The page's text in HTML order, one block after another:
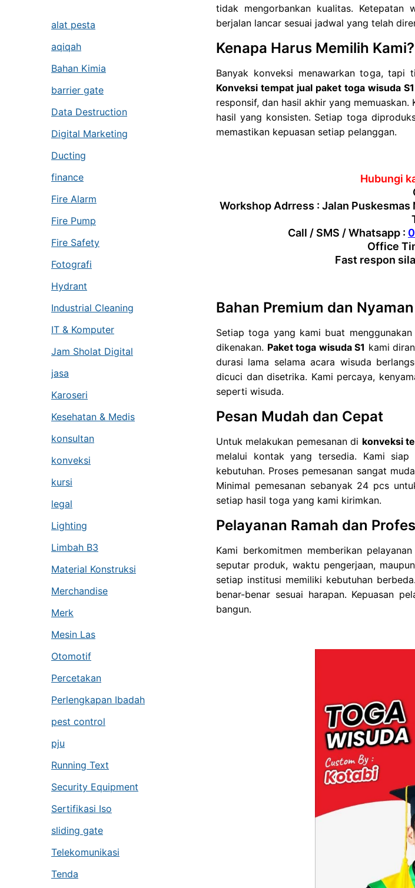
alat pesta
aqiqah
Bahan Kimia
barrier gate
Data Destruction
Digital Marketing
Ducting
finance
Fire Alarm
Fire Pump
Fire Safety
Fotografi
Hydrant
Industrial Cleaning
IT & Komputer
Jam Sholat Digital
jasa
Karoseri
Kesehatan & Medis
konsultan
konveksi
kursi
legal
Lighting
Limbah B3
Material Konstruksi
Merchandise
Merk
Mesin Las
Otomotif
Percetakan
Perlengkapan Ibadah
pest control
pju
Running Text
Security Equipment
Sertifikasi Iso
sliding gate
Telekomunikasi
Tenda
tidak mengorbankan kualitas.
berjalan lancar sesuai jadwal yang telah
Kenapa Harus Memilih Kami?
Banyak konveksi menawarkan toga, tapi
Konveksi tempat jual paket toga wisuda S1
responsif, dan hasil akhir yang
hasil yang konsisten. Setiap toga
memastikan kepuasan setiap pelanggan.
Hubungi
Workshop Adrress : Jalan Puskesmas
Call / SMS / Whatsapp :
Office
Fast respon
Bahan Premium dan
Setiap toga yang kami buat
dikenakan. Paket toga wisuda S1 kami
durasi lama selama acara wisuda
dicuci dan disetrika. Kami percaya,
seperti wisuda.
Pesan Mudah dan Cepat
Untuk melakukan pemesanan di konveksi
melalui kontak yang tersedia. Kami siap
kebutuhan. Proses pemesanan sangat
Minimal pemesanan sebanyak 24 pcs
setiap hasil toga yang kami kirimkan.
Pelayanan Ramah dan
Kami berkomitmen memberikan
seputar produk, waktu pengerjaan,
setiap institusi memiliki kebutuhan
benar-benar sesuai harapan. Kepuasan
bangun.